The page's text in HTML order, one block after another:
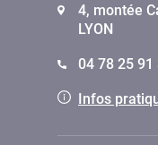
4, montée
LYON
04 78 25 91
Infos